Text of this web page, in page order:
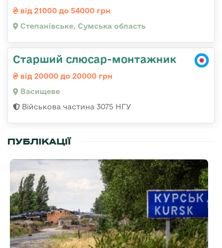
від 21000 до 54000 грн
Степанівське, Сумська область
Старший слюсар-монтажник
від 20000 до 20000 грн
Васищеве
Військова частина 3075 НГУ
ПУБЛІКАЦІЇ